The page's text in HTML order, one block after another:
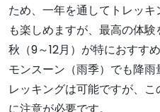
ため、一年を通してトレッ
も楽しめますが、最高の体
秋（9～12月）が特におすす
モンスーン（雨季）でも降
レッキングは可能ですが、